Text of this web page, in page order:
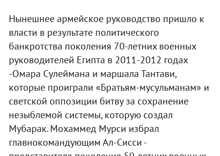
Нынешнее армейское руководство пришло к
власти в результате политического
банкротства поколения 70-летних военных
руководителей Египта в 2011-2012 годах
-Омара Сулеймана и маршала Тантави,
которые проиграли «Братьям-мусульманам» и
светской оппозиции битву за сохранение
незыблемой системы, которую создал
Мубарак. Мохаммед Мурси избрал
главнокомандующим Ал-Сисси -